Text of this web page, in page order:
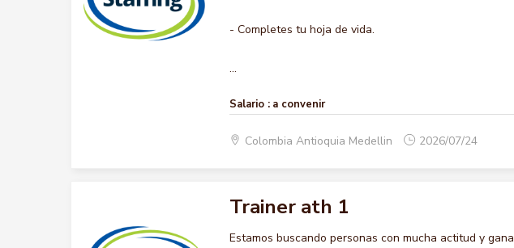
- Completes tu hoja de vida.
...
Salario : a convenir
Colombia Antioquia Medellin 2026/07/24
Trainer ath 1
Estamos buscando personas con mucha actitud y